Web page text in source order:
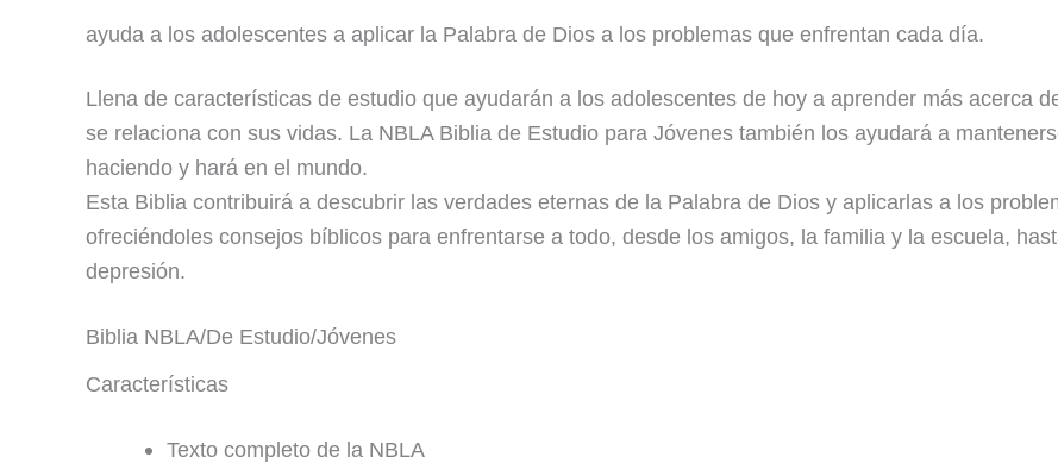
ayuda a los adolescentes a aplicar la Palabra de Dios a los problemas que enfrentan cada día.
Llena de características de estudio que ayudarán a los adolescentes de hoy a aprender más acerca
se relaciona con sus vidas. La NBLA Biblia de Estudio para Jóvenes también los ayudará a
haciendo y hará en el mundo.
Esta Biblia contribuirá a descubrir las verdades eternas de la Palabra de Dios y aplicarlas a los
ofreciéndoles consejos bíblicos para enfrentarse a todo, desde los amigos, la familia y la escuela,
depresión.
Biblia NBLA/De Estudio/Jóvenes
Características
Texto completo de la NBLA